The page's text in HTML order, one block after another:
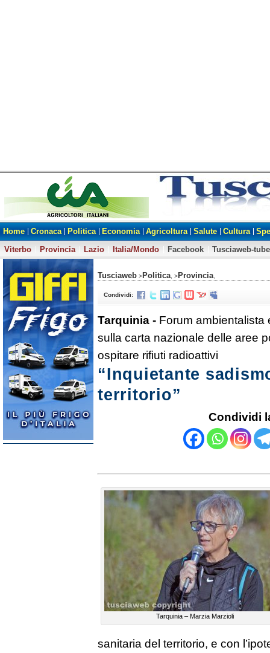
Home Cronaca Politica Economia Agricoltura Salute Cultura
Viterbo
Provincia Lazio Italia/Mondo Facebook Tusciaweb-tube
Tusciaweb >Politica , >Provincia
Condividi:
Tarquinia - Forum ambientalista
sulla carta nazionale delle aree
ospitare rifiuti radioattivi
“Inquietante
territorio”
Condividi
Tarquinia – Marzia Marzioli
sanitaria del territorio, e con